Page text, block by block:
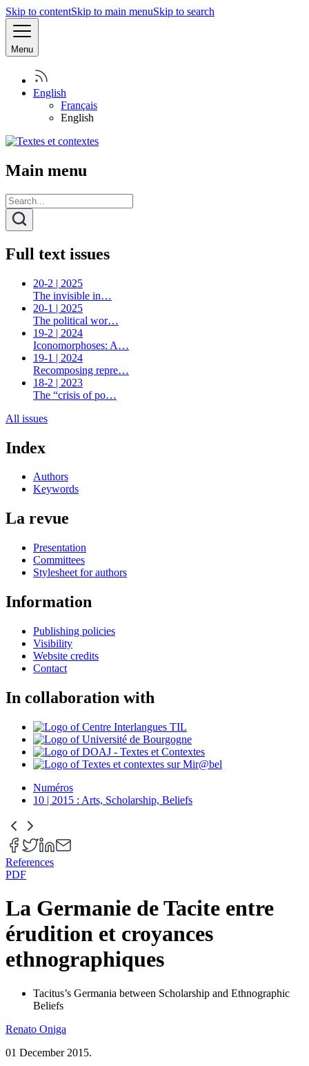
Skip to contentSkip to main menuSkip to search
Menu
English
Français
English
Main menu
Full text issues
20-2 | 2025
The invisible in…
20-1 | 2025
The political wor…
19-2 | 2024
Iconomorphoses: A…
19-1 | 2024
Recomposing repre…
18-2 | 2023
The “crisis of po…
All issues
Index
Authors
Keywords
La revue
Presentation
Committees
Stylesheet for authors
Information
Publishing policies
Visibility
Website credits
Contact
In collaboration with
Numéros
10 | 2015 : Arts, Scholarship, Beliefs
References
PDF
La Germanie de Tacite entre
érudition et croyances
ethnographiques
Tacitus’s Germania between Scholarship and Ethnographic
Beliefs
Renato Oniga
01 December 2015.